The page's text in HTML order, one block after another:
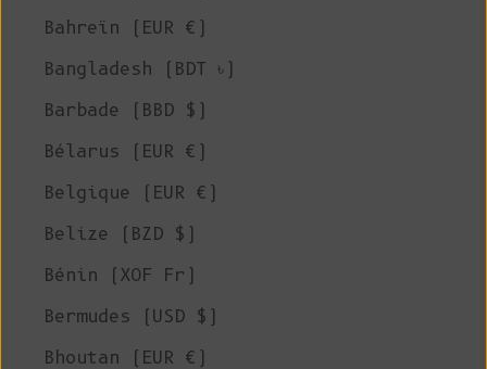
Bahreïn (EUR €)
Bangladesh (BDT ৳)
Barbade (BBD $)
Bélarus (EUR €)
Belgique (EUR €)
Belize (BZD $)
Bénin (XOF Fr)
Bermudes (USD $)
Bhoutan (EUR €)